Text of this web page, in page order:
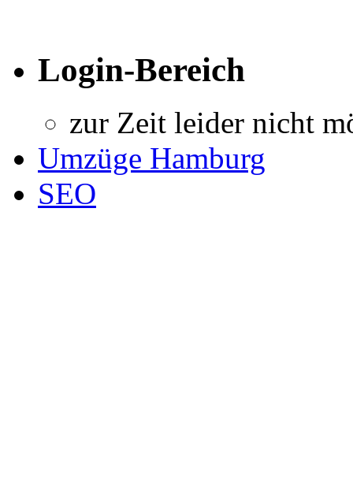
Login-Bereich
zur Zeit leider nicht
Umzüge Hamburg
SEO